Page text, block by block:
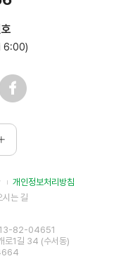
6:00)
개인정보처리방침
시는 길
82-04651
로1길 34 (수서동)